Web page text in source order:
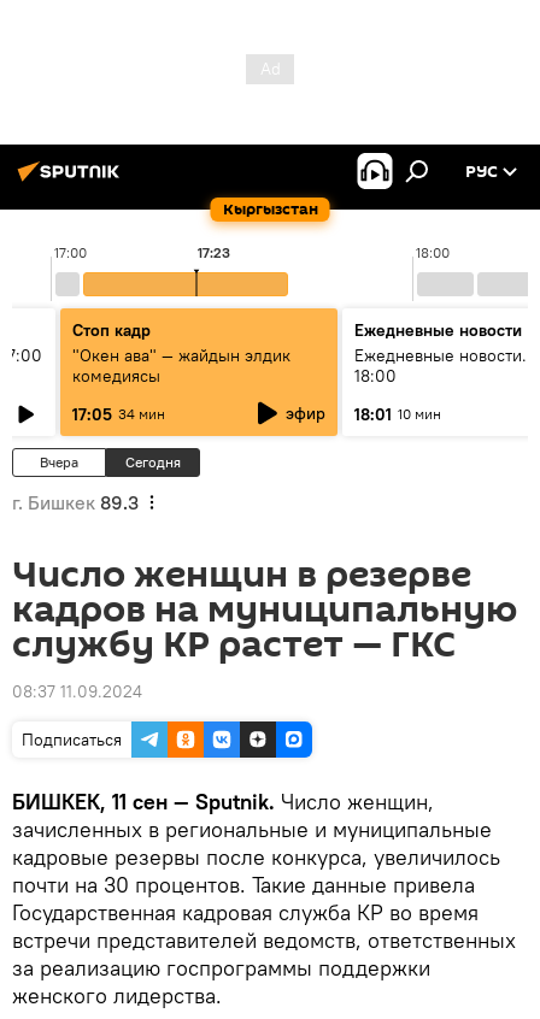
Кыргызстан
РУС
17:00 18:00
17:23
Стоп кадр
"Окен ава" — жайдын элдик
комедиясы
17:05 34 мин эфир
Ежедневные новости
Ежедневные новости.
18:00
18:01 10 мин
Вчера Сегодня
г. Бишкек 89.3
Число женщин в резерве
кадров на муниципальную
службу КР растет — ГКС
08:37 11.09.2024
Подписаться
БИШКЕК, 11 сен — Sputnik. Число женщин,
зачисленных в региональные и муниципальные
кадровые резервы после конкурса, увеличилось
почти на 30 процентов. Такие данные привела
Государственная кадровая служба КР во время
встречи представителей ведомств, ответственных
за реализацию госпрограммы поддержки
женского лидерства.